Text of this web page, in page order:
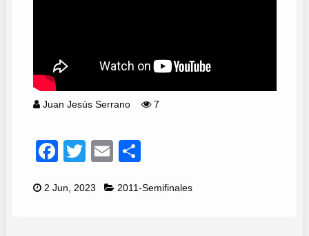
Juan Jesús Serrano 7
Facebook
TwitterEmail
2 Jun, 2023 2011-Semifinales